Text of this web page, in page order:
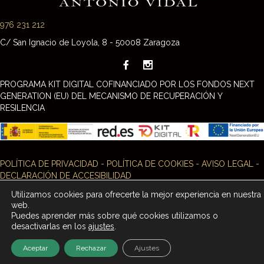
976 231 212
C/ San Ignacio de Loyola, 8 - 50008 Zaragoza
PROGRAMA KIT DIGITAL COFINANCIADO POR LOS FONDOS NEXT
GENERATION (EU) DEL MECANISMO DE RECUPERACIÓN Y
RESILENCIA
POLÍTICA DE PRIVACIDAD - POLÍTICA DE COOKIES - AVISO LEGAL
-
DECLARACIÓN DE ACCESIBILIDAD
Utilizamos cookies para ofrecerte la mejor experiencia en nuestra
web.
Puedes aprender más sobre qué cookies utilizamos o
desactivarlas en los ajustes
Aceptar Rechazar Ajustes